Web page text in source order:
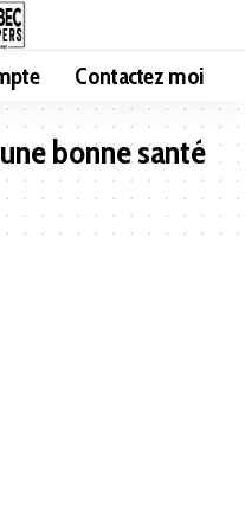
Contactez moi
bonne santé